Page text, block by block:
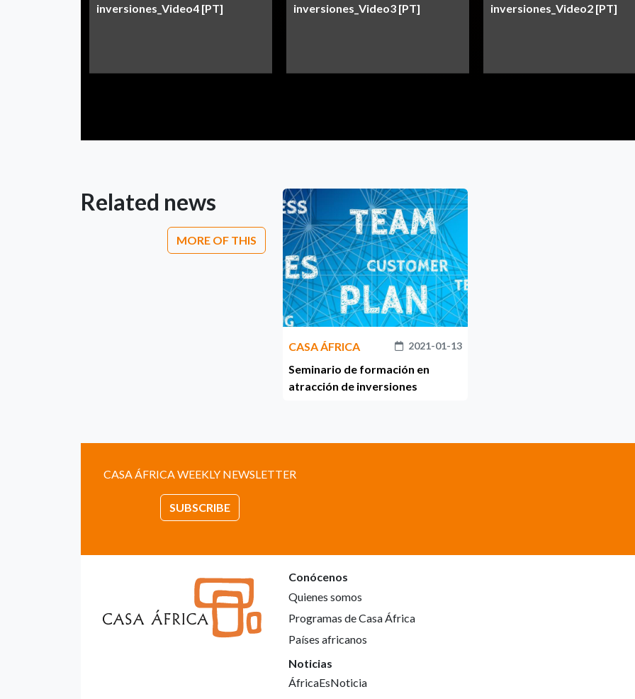
inversiones_Video4 [PT]
inversiones_Video3 [PT]
inversiones_Video2 [PT]
Related news
MORE OF THIS
CASA ÁFRICA 2021-01-13
Seminario de formación en
atracción de inversiones
CASA ÁFRICA WEEKLY NEWSLETTER
SUBSCRIBE
Conócenos
Quienes somos
Programas de Casa África
Países africanos
Noticias
ÁfricaEsNoticia